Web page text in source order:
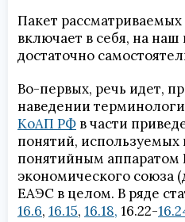
Пакет
включает в себя, на наш
достаточно
Во-первых, речь идет,
наведении
КоАП РФ в части
понятий, используемых
понятийным аппаратом
экономического союза
ЕАЭС в целом. В ряде
16.6, 16.15, 16.18, 16.22-